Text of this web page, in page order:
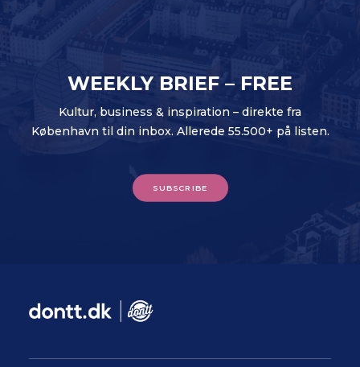
WEEKLY BRIEF – FREE
Kultur, business & inspiration – direkte fra
København til din inbox. Allerede 55.500+ på listen.
SUBSCRIBE